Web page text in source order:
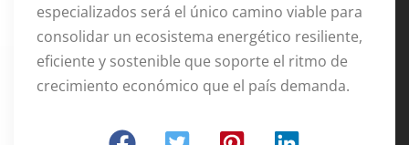
especializados será el único camino viable para
consolidar un ecosistema energético resiliente,
eficiente y sostenible que soporte el ritmo de
crecimiento económico que el país demanda.